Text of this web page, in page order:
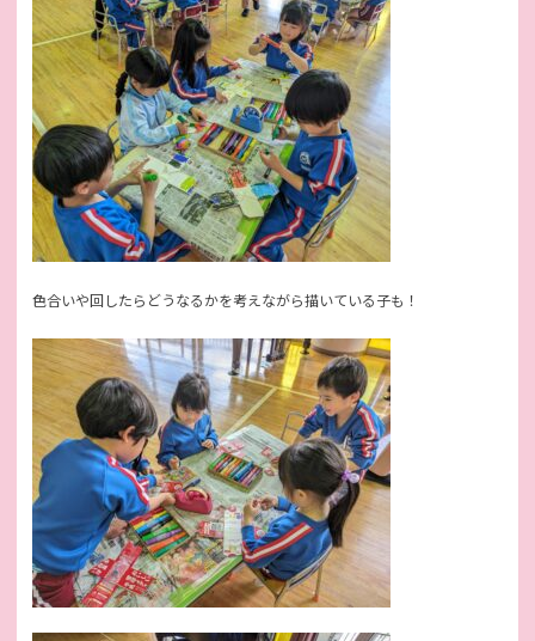
色合いや回したらどうなるかを考えながら描いている子も！